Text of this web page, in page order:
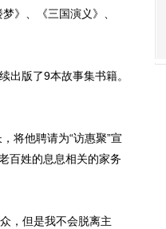
》、《三国演义》、
版了9本故事集书籍。
将他聘请为“访惠聚”宣
百姓的息息相关的家务
，但是我不会脱离主